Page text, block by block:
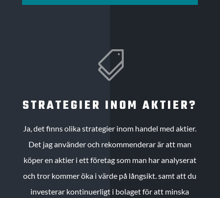

STRATEGIER INOM AKTIER?
Ja, det finns olika strategier inom handel med aktier.
Det jag använder och rekommenderar är att man
köper en aktier i ett företag som man har analyserat
och tror kommer öka i värde på långsikt. samt att du
investerar kontinuerligt i bolaget för att minska